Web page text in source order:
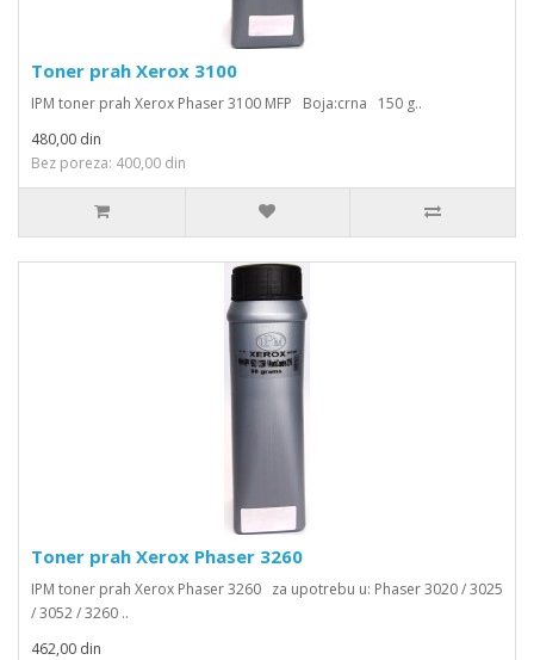
Toner prah Xerox 3100
IPM toner prah Xerox Phaser 3100 MFP Boja:crna 150 g..
480,00 din
Bez poreza: 400,00 din
Toner prah Xerox Phaser 3260
IPM toner prah Xerox Phaser 3260 za upotrebu u: Phaser 3020 / 3025
/ 3052 / 3260 ..
462,00 din